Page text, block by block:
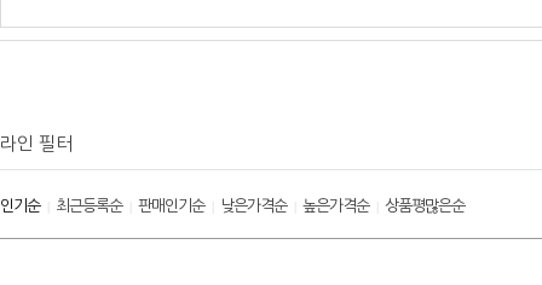
라인 필터
인기순| 최근등록순| 판매인기순| 낮은가격순| 높은가격순| 상품평많은순